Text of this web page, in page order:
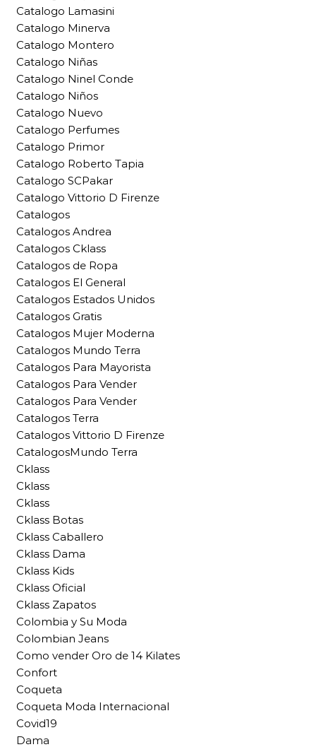
Catalogo Lamasini
Catalogo Minerva
Catalogo Montero
Catalogo Niñas
Catalogo Ninel Conde
Catalogo Niños
Catalogo Nuevo
Catalogo Perfumes
Catalogo Primor
Catalogo Roberto Tapia
Catalogo SCPakar
Catalogo Vittorio D Firenze
Catalogos
Catalogos Andrea
Catalogos Cklass
Catalogos de Ropa
Catalogos El General
Catalogos Estados Unidos
Catalogos Gratis
Catalogos Mujer Moderna
Catalogos Mundo Terra
Catalogos Para Mayorista
Catalogos Para Vender
Catalogos Para Vender
Catalogos Terra
Catalogos Vittorio D Firenze
CatalogosMundo Terra
Cklass
Cklass
Cklass
Cklass Botas
Cklass Caballero
Cklass Dama
Cklass Kids
Cklass Oficial
Cklass Zapatos
Colombia y Su Moda
Colombian Jeans
Como vender Oro de 14 Kilates
Confort
Coqueta
Coqueta Moda Internacional
Covid19
Dama